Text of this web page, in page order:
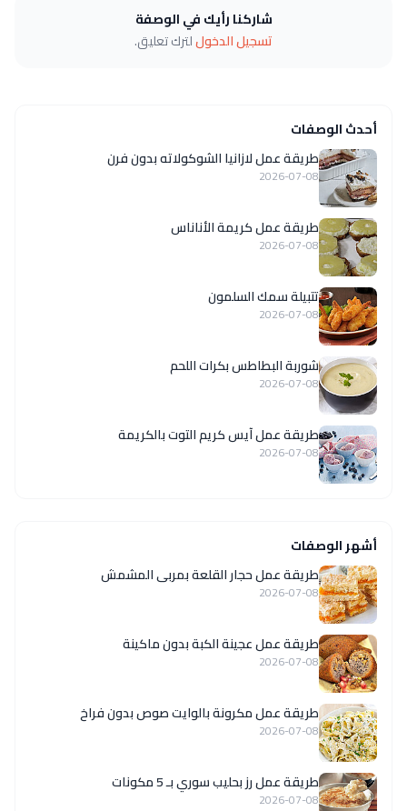
شاركنا رأيك في الوصفة
تسجيل الدخوللترك تعليق.
أحدث الوصفات
طريقة عمل لازانيا الشوكولاته بدون فرن
2026-07-08
طريقة عمل كريمة الأناناس
2026-07-08
تتبيلة سمك السلمون
2026-07-08
شوربة البطاطس بكرات اللحم
2026-07-08
طريقة عمل آيس كريم التوت بالكريمة
2026-07-08
أشهر الوصفات
طريقة عمل حجار القلعة بمربى المشمش
2026-07-08
طريقة عمل عجينة الكبة بدون ماكينة
2026-07-08
طريقة عمل مكرونة بالوايت صوص بدون فراخ
2026-07-08
طريقة عمل رز بحليب سوري بـ 5 مكونات
2026-07-08